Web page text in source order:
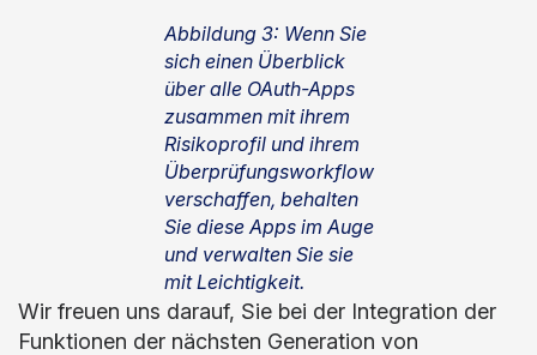
Abbildung 3: Wenn Sie
sich einen Überblick
über alle OAuth-Apps
zusammen mit ihrem
Risikoprofil und ihrem
Überprüfungsworkflow
verschaffen, behalten
Sie diese Apps im Auge
und verwalten Sie sie
mit Leichtigkeit.
Wir freuen uns darauf, Sie bei der Integration der
Funktionen der nächsten Generation von